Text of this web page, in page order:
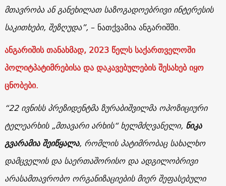
მთავრობა ან განეხილათ საზოგადოებრივი ინტერესის
საკითხები, შეზღუდა”, – ნათქვამია ანგარიშში.
ანგარიშის თანახმად, 2023 წელს საქართველოში
პოლიტპატიმრებისა და დაკავებულების შესახებ იყო
ცნობები.
“22 ივნისს პრეზიდენტმა ზურაბიშვილმა ოპოზიციური
ტელეარხის „მთავარი არხის“ ხელმძღვანელი, ნიკა
გვარამია შეიწყალა, რომლის პატიმრობაც სახალხო
დამცველის და საერთაშორისო და ადგილობრივი
არასამთავრობო ორგანიზაციების მიერ შეფასებული